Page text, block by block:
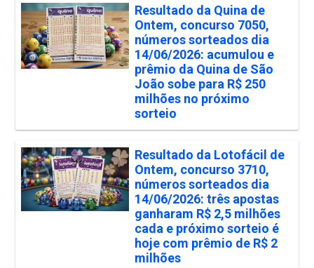
Resultado da Quina de
Ontem, concurso 7050,
números sorteados dia
14/06/2026: acumulou e
prêmio da Quina de São
João sobe para R$ 250
milhões no próximo
sorteio
Resultado da Lotofácil de
Ontem, concurso 3710,
números sorteados dia
14/06/2026: três apostas
ganharam R$ 2,5 milhões
cada e próximo sorteio é
hoje com prêmio de R$ 2
milhões